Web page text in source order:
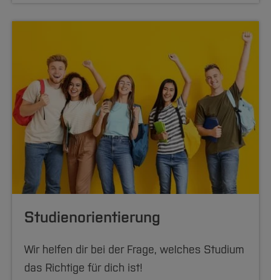
Studienorientierung
Wir helfen dir bei der Frage, welches Studium
das Richtige für dich ist!